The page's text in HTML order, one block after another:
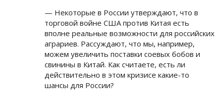
— Некоторые в России утверждают, что в
торговой войне США против Китая есть
вполне реальные возможности для российских
аграриев. Рассуждают, что мы, например,
можем увеличить поставки соевых бобов и
свинины в Китай. Как считаете, есть ли
действительно в этом кризисе какие-то
шансы для России?